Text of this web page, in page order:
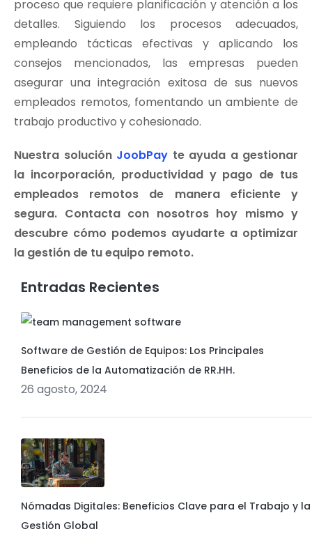
proceso que requiere planificación y atención a los
detalles. Siguiendo los procesos adecuados,
empleando tácticas efectivas y aplicando los
consejos mencionados, las empresas pueden
asegurar una integración exitosa de sus nuevos
empleados remotos, fomentando un ambiente de
trabajo productivo y cohesionado.
Nuestra solución JoobPay te ayuda a gestionar
la incorporación, productividad y pago de tus
empleados remotos de manera eficiente y
segura. Contacta con nosotros hoy mismo y
descubre cómo podemos ayudarte a optimizar
la gestión de tu equipo remoto.
Entradas Recientes
Software de Gestión de Equipos: Los Principales
Beneficios de la Automatización de RR.HH.
26 agosto, 2024
Nómadas Digitales: Beneficios Clave para el Trabajo y la
Gestión Global